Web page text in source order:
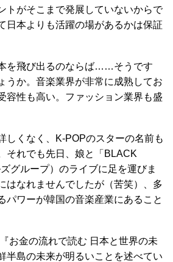
トがそこまで発展していないからで
日本よりも活躍の場があるかは保証
を飛び出るのならば……そうです
うか。音楽業界が非常に成熟してお
容性も高い。ファッション業界も盛
しくなく、K-POPのスターの名前も
それでも先日、娘と「BLACK
グループ）のライブに足を運びま
はなれませんでしたが（苦笑）、多
パワーが韓国の音楽産業にあること
お金の流れで読む 日本と世界の未
半島の未来が明るいことを述べてい